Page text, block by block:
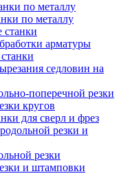
по металлу
по металлу
станки
арматуры
седловин на
поперечной резки
кругов
для сверл и фрез
резки и
резки
и штамповки